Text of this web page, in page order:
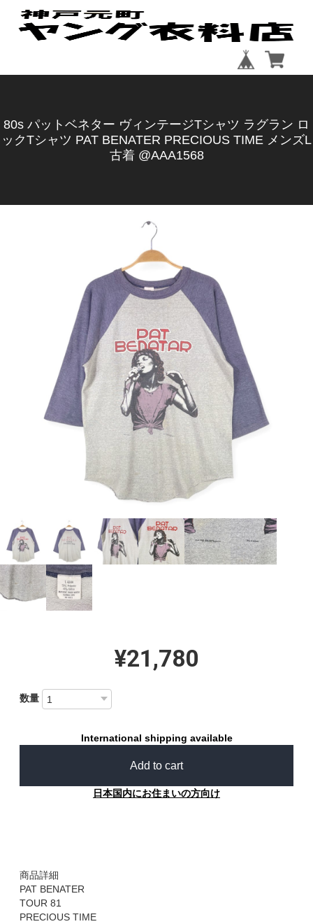
80s パットベネター ヴィンテージTシャツ ラグラン ロ
ックTシャツ PAT BENATER PRECIOUS TIME メンズL
古着 @AAA1568
¥21,780
数量
International shipping available
Add to cart
日本国内にお住まいの方向け
商品詳細
PAT BENATER
TOUR 81
PRECIOUS TIME